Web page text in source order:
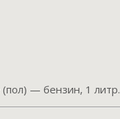
— бензин, 1 литр.